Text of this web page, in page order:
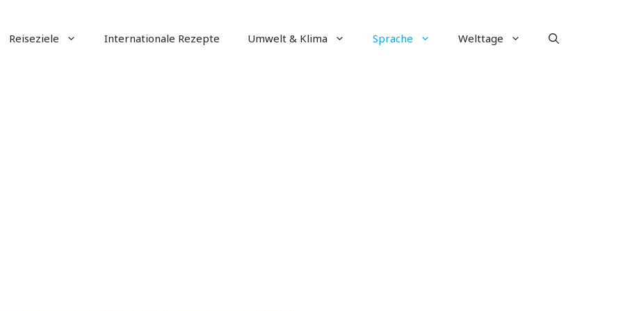
Reiseziele Internationale Rezepte Umwelt & Klima Sprache Welttage